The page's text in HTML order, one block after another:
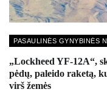
PASAULINĖS GYNYBINĖS
„Lockheed YF-12A“,
pėdų, paleido raketą,
virš žemės